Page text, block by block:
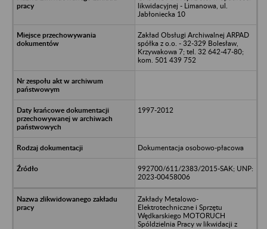
likwidacyjnej - Limanowa, ul.
Jabłoniecka 10
Zakład Obsługi Archiwalnej ARPAD
spółka z o.o. - 32-329 Bolesław,
Krzywakowa 7; tel. 32 642-47-80;
kom. 501 439 752
1997-2012
Dokumentacja osobowo-płacowa
992700/611/2383/2015-SAK; UNP:
2023-00458006
Zakłady Metalowo-
Elektrotechniczne i Sprzętu
Wędkarskiego MOTORUCH
Spóldzielnia Pracy w likwidacji z